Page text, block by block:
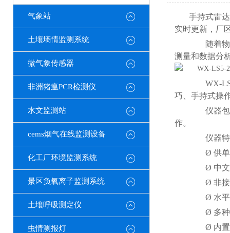
气象站
土壤墒情监测系统
微气象传感器
非洲猪瘟PCR检测仪
水文监测站
cems烟气在线监测设备
化工厂环境监测系统
景区负氧离子监测系统
土壤呼吸测定仪
虫情测报灯
手持式雷
实时更新，厂
随着物联
测量和数据分
WX-LS5
巧、手持式操
仪器包括
作。
仪器特
Ø 供单人
Ø 中文
Ø 非接触
Ø 水平
Ø 多种测
Ø 内置大